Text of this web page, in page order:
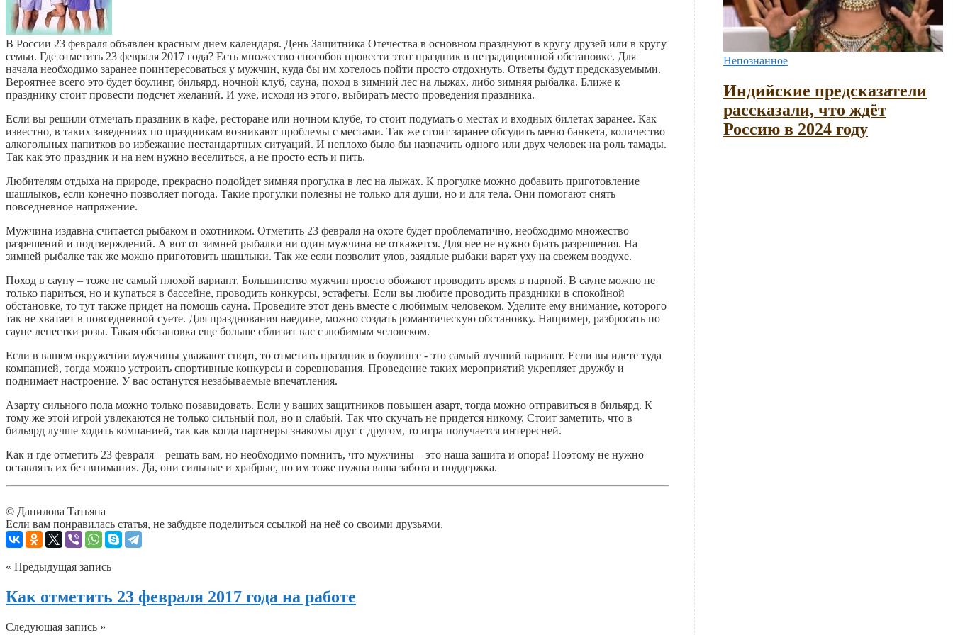
В России 23 февраля объявлен красным днем календаря. День Защитника Отечества в основном празднуют в кругу друзей или в кругу
семьи. Где отметить 23 февраля 2017 года? Есть множество способов провести этот праздник в нетрадиционной обстановке. Для
начала необходимо заранее поинтересоваться у мужчин, куда бы им хотелось пойти просто отдохнуть. Ответы будут предсказуемыми.
Вероятнее всего это будет боулинг, бильярд, ночной клуб, сауна, поход в зимний лес на лыжах, либо зимняя рыбалка. Ближе к
празднику стоит провести подсчет желаний. И уже, исходя из этого, выбирать место проведения праздника.
Если вы решили отмечать праздник в кафе, ресторане или ночном клубе, то стоит подумать о местах и входных билетах заранее. Как
известно, в таких заведениях по праздникам возникают проблемы с местами. Так же стоит заранее обсудить меню банкета, количество
алкогольных напитков во избежание нестандартных ситуаций. И неплохо было бы назначить одного или двух человек на роль тамады.
Так как это праздник и на нем нужно веселиться, а не просто есть и пить.
Любителям отдыха на природе, прекрасно подойдет зимняя прогулка в лес на лыжах. К прогулке можно добавить приготовление
шашлыков, если конечно позволяет погода. Такие прогулки полезны не только для души, но и для тела. Они помогают снять
повседневное напряжение.
Мужчина издавна считается рыбаком и охотником. Отметить 23 февраля на охоте будет проблематично, необходимо множество
разрешений и подтверждений. А вот от зимней рыбалки ни один мужчина не откажется. Для нее не нужно брать разрешения. На
зимней рыбалке так же можно приготовить шашлыки. Так же если позволит улов, заядлые рыбаки варят уху на свежем воздухе.
Поход в сауну – тоже не самый плохой вариант. Большинство мужчин просто обожают проводить время в парной. В сауне можно не
только париться, но и купаться в бассейне, проводить конкурсы, эстафеты. Если вы любите проводить праздники в спокойной
обстановке, то тут также придет на помощь сауна. Проведите этот день вместе с любимым человеком. Уделите ему внимание, которого
так не хватает в повседневной суете. Для празднования наедине, можно создать романтическую обстановку. Например, разбросать по
сауне лепестки розы. Такая обстановка еще больше сблизит вас с любимым человеком.
Если в вашем окружении мужчины уважают спорт, то отметить праздник в боулинге - это самый лучший вариант. Если вы идете туда
компанией, тогда можно устроить спортивные конкурсы и соревнования. Проведение таких мероприятий укрепляет дружбу и
поднимает настроение. У вас останутся незабываемые впечатления.
Азарту сильного пола можно только позавидовать. Если у ваших защитников повышен азарт, тогда можно отправиться в бильярд. К
тому же этой игрой увлекаются не только сильный пол, но и слабый. Так что скучать не придется никому. Стоит заметить, что в
бильярд лучше ходить компанией, так как когда партнеры знакомы друг с другом, то игра получается интересней.
Как и где отметить 23 февраля – решать вам, но необходимо помнить, что мужчины – это наша защита и опора! Поэтому не нужно
оставлять их без внимания. Да, они сильные и храбрые, но им тоже нужна ваша забота и поддержка.
© Данилова Татьяна
Если вам понравилась статья, не забудьте поделиться ссылкой на неё со своими друзьями.
« Предыдущая запись
Как отметить 23 февраля 2017 года на работе
Следующая запись »
Непознанное
Индийские предсказатели
рассказали, что ждёт
Россию в 2024 году